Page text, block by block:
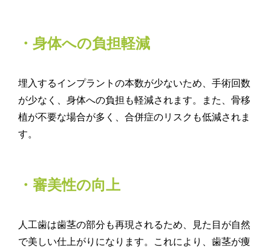
・身体への負担軽減
埋入するインプラントの本数が少ないため、手術回数
が少なく、身体への負担も軽減されます。また、骨移
植が不要な場合が多く、合併症のリスクも低減されま
す。
・審美性の向上
人工歯は歯茎の部分も再現されるため、見た目が自然
で美しい仕上がりになります。これにより、歯茎が痩